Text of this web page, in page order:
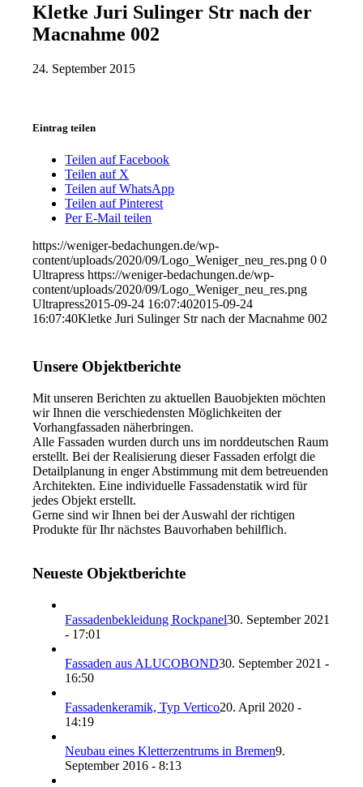
Kletke Juri Sulinger Str nach der
Maсnahme 002
24. September 2015
Eintrag teilen
Teilen auf Facebook
Teilen auf X
Teilen auf WhatsApp
Teilen auf Pinterest
Per E-Mail teilen
https://weniger-bedachungen.de/wp-
content/uploads/2020/09/Logo_Weniger_neu_res.png 0 0
Ultrapress https://weniger-bedachungen.de/wp-
content/uploads/2020/09/Logo_Weniger_neu_res.png
Ultrapress2015-09-24 16:07:402015-09-24
16:07:40Kletke Juri Sulinger Str nach der Maсnahme 002
Unsere Objektberichte
Mit unseren Berichten zu aktuellen Bauobjekten möchten
wir Ihnen die verschiedensten Möglichkeiten der
Vorhangfassaden näherbringen.
Alle Fassaden wurden durch uns im norddeutschen Raum
erstellt. Bei der Realisierung dieser Fassaden erfolgt die
Detailplanung in enger Abstimmung mit dem betreuenden
Architekten. Eine individuelle Fassadenstatik wird für
jedes Objekt erstellt.
Gerne sind wir Ihnen bei der Auswahl der richtigen
Produkte für Ihr nächstes Bauvorhaben behilflich.
Neueste Objektberichte
Fassadenbekleidung Rockpanel30. September 2021
- 17:01
Fassaden aus ALUCOBOND30. September 2021 -
16:50
Fassadenkeramik, Typ Vertico20. April 2020 -
14:19
Neubau eines Kletterzentrums in Bremen9.
September 2016 - 8:13